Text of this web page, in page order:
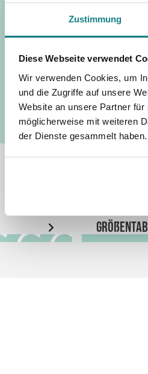
Zustimmung
Diese Webseite verwendet
Wir verwenden Cookies, um
und die Zugriffe auf unsere
Website an unsere Partner
möglicherweise mit weiteren
der Dienste gesammelt haben.
Fertigstellung der